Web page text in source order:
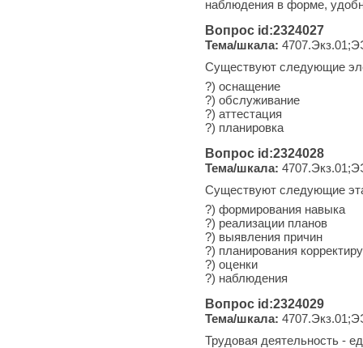
наблюдения в форме,
Вопрос id:2324027
Тема/шкала:
Существуют следующие
?) оснащение
?) обслуживание
?) аттестация
?) планировка
Вопрос id:2324028
Тема/шкала:
Существуют следующие
?) формирования навыка
?) реализации планов
?) выявления причин
?) планирования
?) оценки
?) наблюдения
Вопрос id:2324029
Тема/шкала:
Трудовая деятельность -